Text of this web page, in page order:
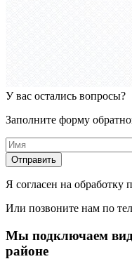
У вас остались вопросы?
Заполните форму
Отправить
Я согласен на обработку
Или позвоните нам по
Мы подключаем
районе